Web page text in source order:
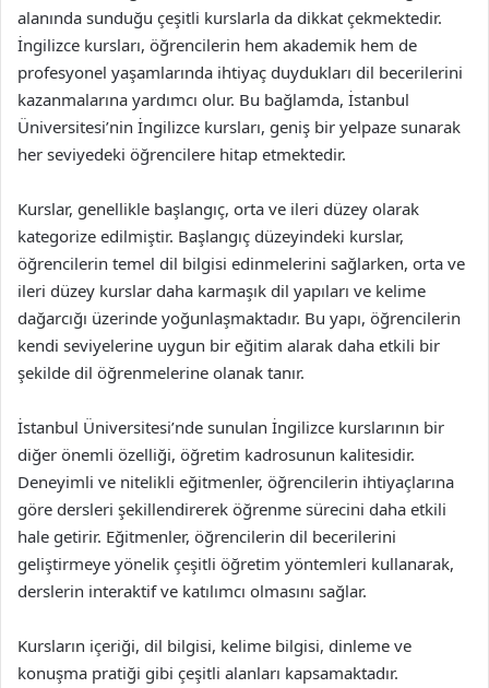
alanında sunduğu çeşitli kurslarla da dikkat çekmektedir.
İngilizce kursları, öğrencilerin hem akademik hem de
profesyonel yaşamlarında ihtiyaç duydukları dil becerilerini
kazanmalarına yardımcı olur. Bu bağlamda, İstanbul
Üniversitesi’nin İngilizce kursları, geniş bir yelpaze sunarak
her seviyedeki öğrencilere hitap etmektedir.
Kurslar, genellikle başlangıç, orta ve ileri düzey olarak
kategorize edilmiştir. Başlangıç düzeyindeki kurslar,
öğrencilerin temel dil bilgisi edinmelerini sağlarken, orta ve
ileri düzey kurslar daha karmaşık dil yapıları ve kelime
dağarcığı üzerinde yoğunlaşmaktadır. Bu yapı, öğrencilerin
kendi seviyelerine uygun bir eğitim alarak daha etkili bir
şekilde dil öğrenmelerine olanak tanır.
İstanbul Üniversitesi’nde sunulan İngilizce kurslarının bir
diğer önemli özelliği, öğretim kadrosunun kalitesidir.
Deneyimli ve nitelikli eğitmenler, öğrencilerin ihtiyaçlarına
göre dersleri şekillendirerek öğrenme sürecini daha etkili
hale getirir. Eğitmenler, öğrencilerin dil becerilerini
geliştirmeye yönelik çeşitli öğretim yöntemleri kullanarak,
derslerin interaktif ve katılımcı olmasını sağlar.
Kursların içeriği, dil bilgisi, kelime bilgisi, dinleme ve
konuşma pratiği gibi çeşitli alanları kapsamaktadır.